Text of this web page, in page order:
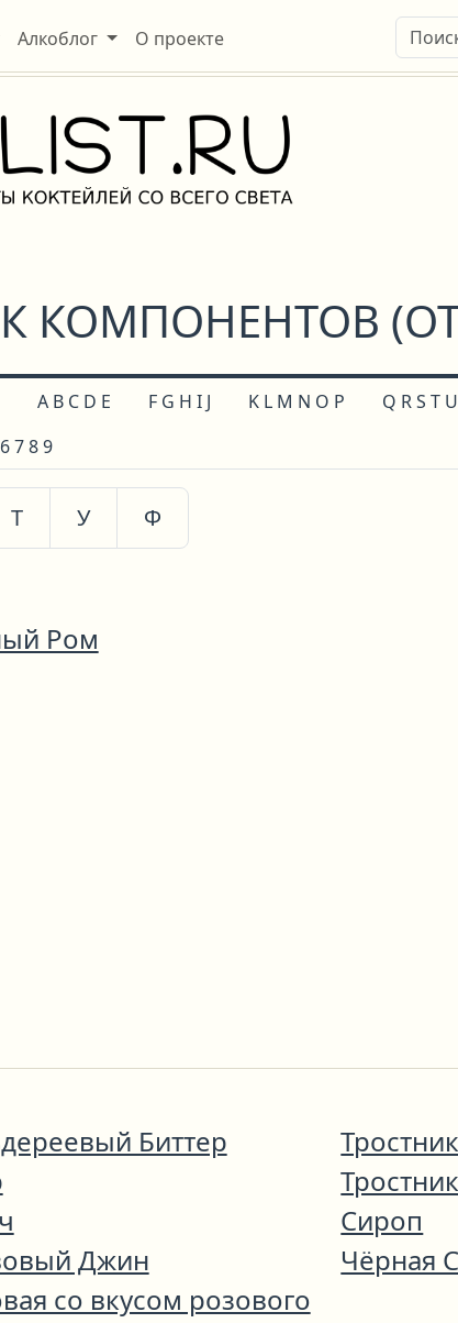
Алкоблог О проекте
КОМПОНЕНТОВ
A B C D E F G H I J K L M N O P Q R S T U
7 8 9
Т У Ф
Ром
Биттер
Джин
со вкусом розового
Сироп
Чёрная